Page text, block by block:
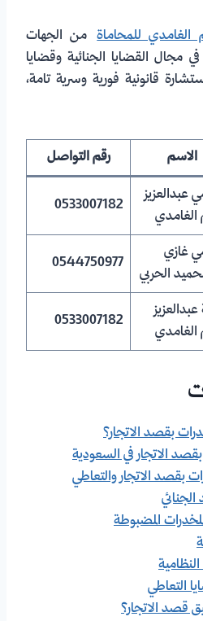
الغامدي للمحاماةمن الجهات
في مجال القضايا الجنائية وقضايا
قانونية فورية وسرية تامة،
الاسم
رقم التواصل
عبدالعزيز
الغامدي
0533007182
غازي
الحربي
0544750977
الغامدي
0533007182
بقصد الاتجار؟
الاتجار في السعودية
بقصد الاتجار والتعاطي
المضبوطة
التعاطي
قصد الاتجار؟